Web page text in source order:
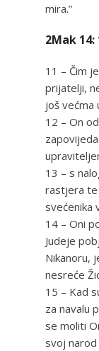
mira.”
2Mak 14:
11 – Čim
prijatelji,
još većma
12 – On
13 – s
rastjera te
svećenika
14 – Oni
Judeje
Nikanoru,
nesreće
15 – Kad
za navalu
se moliti
svoj narod